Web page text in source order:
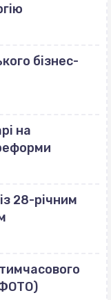
бізнес-
на
28-річним